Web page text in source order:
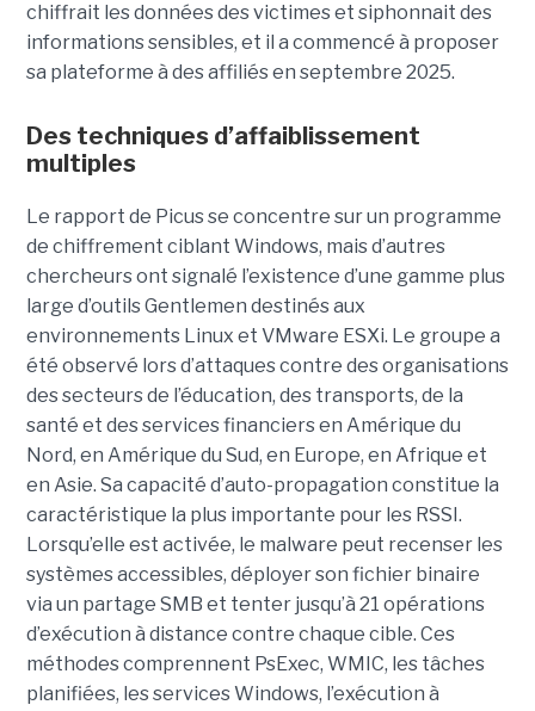
chiffrait les données des victimes et siphonnait des
informations sensibles, et il a commencé à proposer
sa plateforme à des affiliés en septembre 2025.
Des techniques d’affaiblissement
multiples
Le rapport de Picus se concentre sur un programme
de chiffrement ciblant Windows, mais d’autres
chercheurs ont signalé l’existence d’une gamme plus
large d’outils Gentlemen destinés aux
environnements Linux et VMware ESXi. Le groupe a
été observé lors d’attaques contre des organisations
des secteurs de l’éducation, des transports, de la
santé et des services financiers en Amérique du
Nord, en Amérique du Sud, en Europe, en Afrique et
en Asie. Sa capacité d’auto-propagation constitue la
caractéristique la plus importante pour les RSSI.
Lorsqu’elle est activée, le malware peut recenser les
systèmes accessibles, déployer son fichier binaire
via un partage SMB et tenter jusqu’à 21 opérations
d’exécution à distance contre chaque cible. Ces
méthodes comprennent PsExec, WMIC, les tâches
planifiées, les services Windows, l’exécution à